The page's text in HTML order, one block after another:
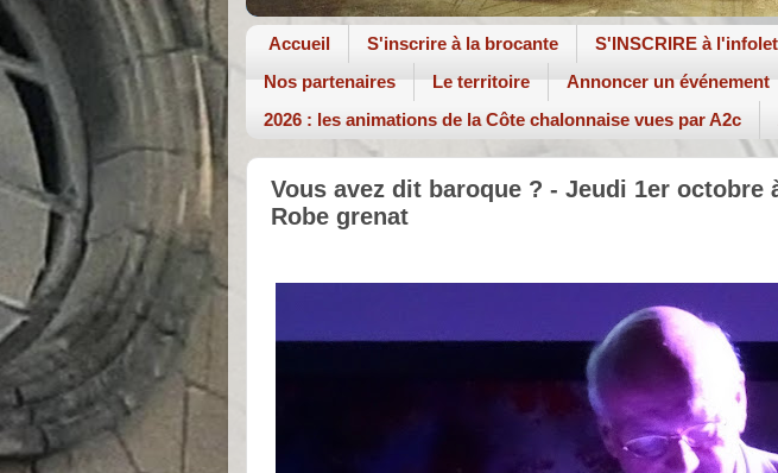
Accueil S'inscrire à la brocante S'INSCRIRE à
Nos partenaires
Le territoire Annoncer un événement
2026 : les animations de la Côte chalonnaise vues par A2c
Vous avez dit baroque ? - Jeudi 1er octobre
Robe grenat